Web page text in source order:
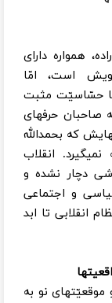
همواره دارای
است، امّا
حسّاسیّت مثبت
صاحبان حرفهای
که بحمدالله
انقلاب
دچار نشده و
و اجتماعی
انقلابی تا ابد
موقعیّتهای نو به